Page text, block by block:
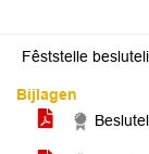
Fêststelle
Bijlagen